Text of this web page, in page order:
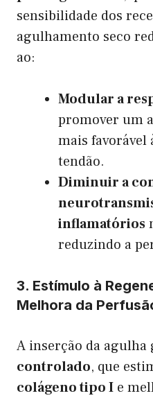
sensibilidade dos
agulhamento seco
ao:
Modular a
promover um
mais favorável
tendão.
Diminuir a
inflamatórios
reduzindo a
3. Estímulo à
Melhora da
A inserção da agulha
controlado, que
colágeno tipo I e